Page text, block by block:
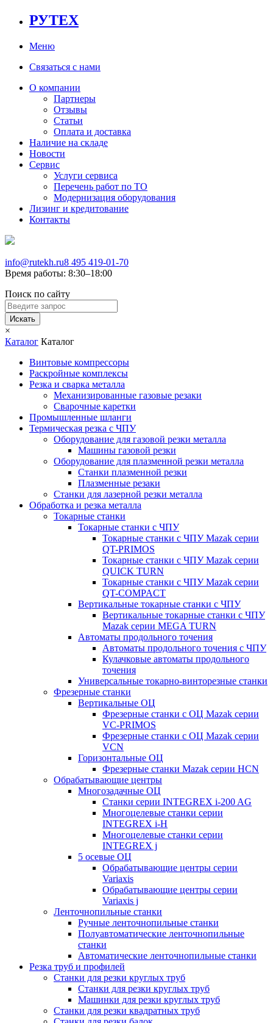
РУТЕХ
Меню
Связаться с нами
О компании
Партнеры
Отзывы
Статьи
Оплата и доставка
Наличие на складе
Новости
Сервис
Услуги сервиса
Перечень работ по ТО
Модернизация оборудования
Лизинг и кредитование
Контакты
info@rutekh.ru8 495 419-01-70
Время работы: 8:30–18:00
Поиск по сайту
Искать
×
Каталог Каталог
Винтовые компрессоры
Раскройные комплексы
Резка и сварка металла
Механизированные газовые резаки
Сварочные каретки
Промышленные шланги
Термическая резка с ЧПУ
Оборудование для газовой резки металла
Машины газовой резки
Оборудование для плазменной резки металла
Станки плазменной резки
Плазменные резаки
Станки для лазерной резки металла
Обработка и резка металла
Токарные станки
Токарные станки с ЧПУ
Токарные станки с ЧПУ Mazak серии
QT-PRIMOS
Токарные станки с ЧПУ Mazak серии
QUICK TURN
Токарные станки с ЧПУ Mazak серии
QT-COMPACT
Вертикальные токарные станки с ЧПУ
Вертикальные токарные станки с ЧПУ
Mazak серии MEGA TURN
Автоматы продольного точения
Автоматы продольного точения с ЧПУ
Кулачковые автоматы продольного
точения
Универсальные токарно-винторезные станки
Фрезерные станки
Вертикальные ОЦ
Фрезерные станки с ОЦ Mazak серии
VC-PRIMOS
Фрезерные станки с ОЦ Mazak серии
VCN
Горизонтальные ОЦ
Фрезерные станки Mazak серии HCN
Обрабатывающие центры
Многозадачные ОЦ
Cтанки серии INTEGREX i-200 AG
Многоцелевые станки серии
INTEGREX i-H
Многоцелевые станки серии
INTEGREX j
5 осевые ОЦ
Обрабатывающие центры серии
Variaxis
Обрабатывающие центры серии
Variaxis j
Ленточнопильные станки
Ручные ленточнопильные станки
Полуавтоматические ленточнопильные
станки
Автоматические ленточнопильные станки
Резка труб и профилей
Станки для резки круглых труб
Станки для резки круглых труб
Машинки для резки круглых труб
Станки для резки квадратных труб